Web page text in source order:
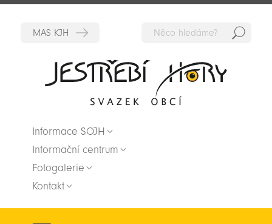
Informace SOJH
Informační centrum
Fotogalerie
Kontakt